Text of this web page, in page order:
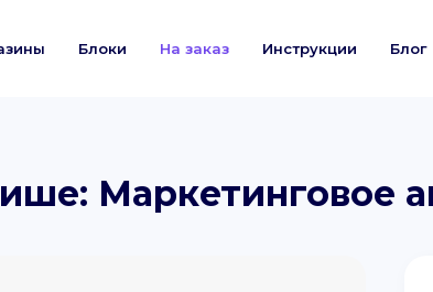
Блоки На заказ Инструкции Блог
Маркетинговое